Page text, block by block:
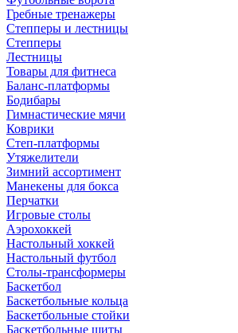
Гребные тренажеры
Степперы и лестницы
Степперы
Лестницы
Товары для фитнеса
Баланс-платформы
Бодибары
Гимнастические мячи
Коврики
Степ-платформы
Утяжелители
Зимний ассортимент
Манекены для бокса
Перчатки
Игровые столы
Аэрохоккей
Настольный хоккей
Настольный футбол
Столы-трансформеры
Баскетбол
Баскетбольные кольца
Баскетбольные стойки
Баскетбольные щиты